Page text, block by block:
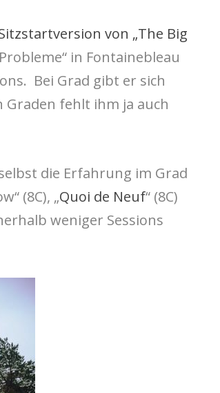
von „The Big
in Fontainebleau
Bei Grad gibt er sich
Graden fehlt ihm ja auch
die Erfahrung im Grad
(8C), „Quoi de Neuf“ (8C)
weniger Sessions